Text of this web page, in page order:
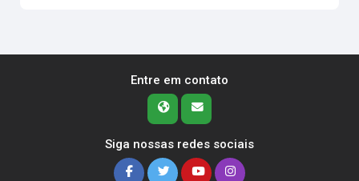
Entre em contato
Siga nossas redes sociais